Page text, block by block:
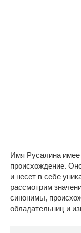
Имя Русалина
происхождение.
и несет в себе
рассмотрим
синонимы,
обладательниц и